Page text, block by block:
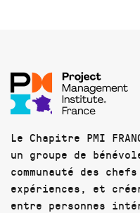
Le Chapitre PMI
un groupe de
communauté des
expériences, et
entre personnes